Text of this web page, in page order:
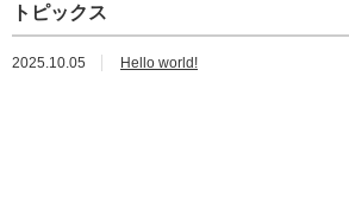
トピックス
2025.10.05 Hello world!